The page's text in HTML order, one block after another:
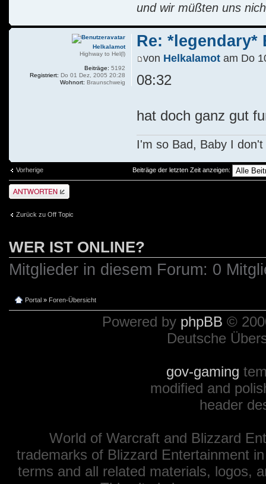
und wir müßten uns
Re: *legendary*
von Helkalamotam Do
08:32
hat doch ganz gut
I'm so Bad, Baby I don't
Helkalamot
Highway to Hel(l)
Beiträge: 5192
Registriert: Do 01 Dez, 2005 20:28
Wohnort: Braunschweig
Vorherige Beiträge der letzten Zeit anzeigen:
Antwort schreiben
Zurück zu Off Topic
WER IST ONLINE?
Mitglieder in diesem Forum: 0
Portal » Foren-Übersicht
Powered by phpBB ©
Deutsche
gov-gaming
modified and
header
World of Warcraft and Blizzard
trademarks of Blizzard Entertainment
terms and all related materials, logos,